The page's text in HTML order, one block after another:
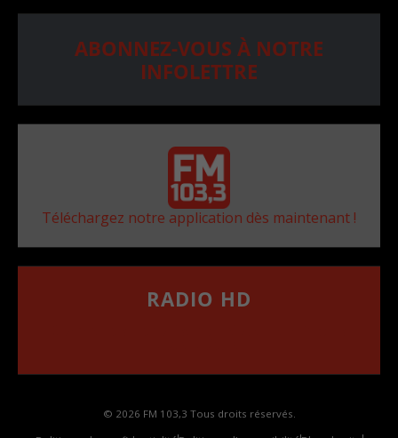
ABONNEZ-VOUS À NOTRE
INFOLETTRE
Téléchargez notre application dès maintenant !
RADIO HD
© 2026 FM 103,3 Tous droits réservés.